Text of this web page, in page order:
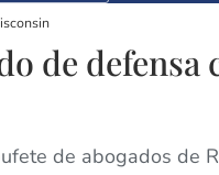
de
de abogados de